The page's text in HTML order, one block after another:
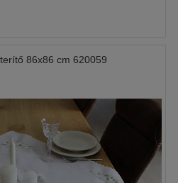
86x86 cm 620059